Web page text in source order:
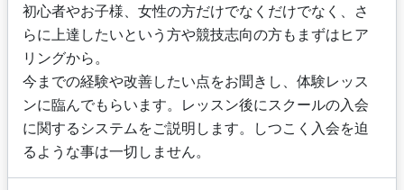
初心者やお子様、女性の方だけでなくだけでなく、さ
らに上達したいという方や競技志向の方もまずはヒア
リングから。
今までの経験や改善したい点をお聞きし、体験レッス
ンに臨んでもらいます。レッスン後にスクールの入会
に関するシステムをご説明します。しつこく入会を迫
るような事は一切しません。